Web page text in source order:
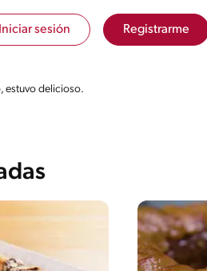
Iniciar sesión Registrarme
estuvo delicioso.